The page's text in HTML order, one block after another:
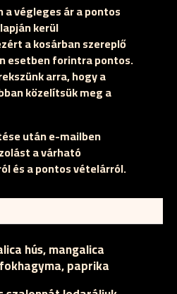
a végleges ár a pontos
kerül
a kosárban szereplő
esetben forintra pontos.
arra, hogy a
közelítsük meg a
után e-mailben
a várható
és a pontos vételárról.
hús, mangalica
paprika